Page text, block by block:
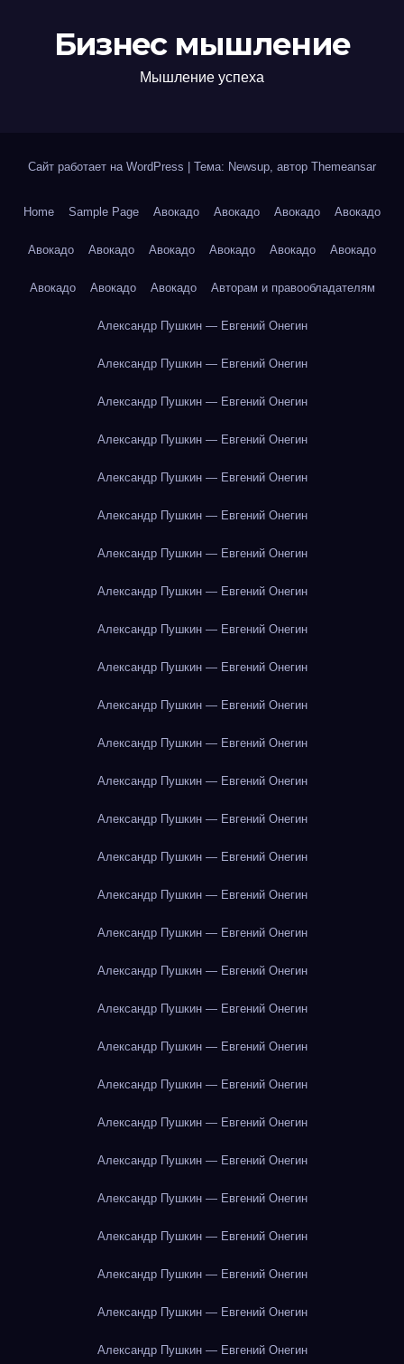
Бизнес мышление
Мышление успеха
Сайт работает на WordPress Тема: Newsup, автор Themeansar
Home Sample Page Авокадо Авокадо Авокадо Авокадо
Авокадо Авокадо Авокадо Авокадо Авокадо Авокадо
Авокадо Авокадо Авокадо Авторам и правообладателям
Александр Пушкин — Евгений Онегин
Александр Пушкин — Евгений Онегин
Александр Пушкин — Евгений Онегин
Александр Пушкин — Евгений Онегин
Александр Пушкин — Евгений Онегин
Александр Пушкин — Евгений Онегин
Александр Пушкин — Евгений Онегин
Александр Пушкин — Евгений Онегин
Александр Пушкин — Евгений Онегин
Александр Пушкин — Евгений Онегин
Александр Пушкин — Евгений Онегин
Александр Пушкин — Евгений Онегин
Александр Пушкин — Евгений Онегин
Александр Пушкин — Евгений Онегин
Александр Пушкин — Евгений Онегин
Александр Пушкин — Евгений Онегин
Александр Пушкин — Евгений Онегин
Александр Пушкин — Евгений Онегин
Александр Пушкин — Евгений Онегин
Александр Пушкин — Евгений Онегин
Александр Пушкин — Евгений Онегин
Александр Пушкин — Евгений Онегин
Александр Пушкин — Евгений Онегин
Александр Пушкин — Евгений Онегин
Александр Пушкин — Евгений Онегин
Александр Пушкин — Евгений Онегин
Александр Пушкин — Евгений Онегин
Александр Пушкин — Евгений Онегин